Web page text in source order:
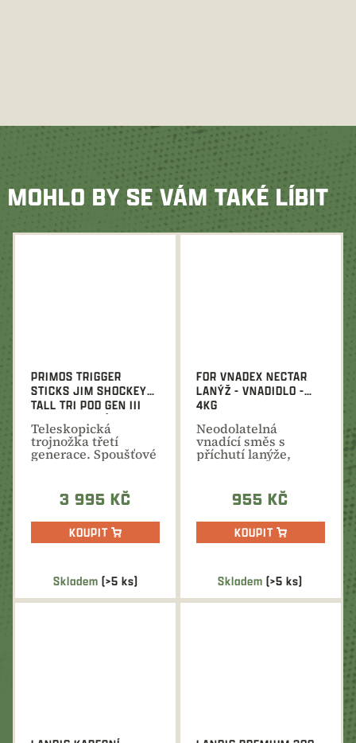
MOHLO BY SE VÁM TAKÉ LÍBIT
Skladem (>5 ks)
PRIMOS TRIGGER
STICKS JIM SHOCKEY
TALL TRI POD GEN III
TELESKOPICKÁ
TROJNOŽKA
Teleskopická
trojnožka třetí
generace. Spoušťové
ovládání, tichý
3 995 KČ
KOUPIT
Skladem(>5 ks)
FOR VNADEX NECTAR
LANÝŽ - VNADIDLO -
4KG
Neodolatelná
vnadící směs s
příchutí lanýže,
která se používá se
955 KČ
KOUPIT